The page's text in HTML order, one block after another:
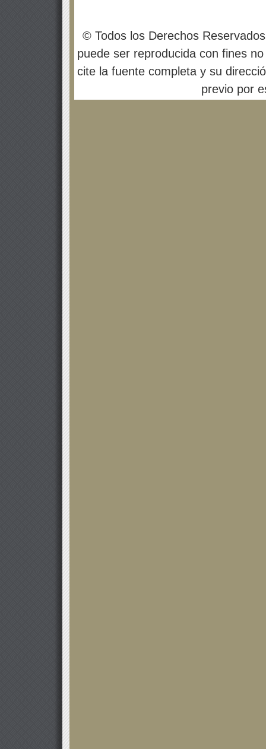
© Todos los Derechos
puede ser reproducida con fines
cite la fuente completa y su
previo por